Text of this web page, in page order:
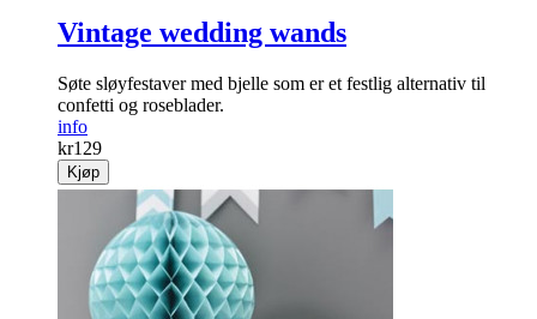
Vintage wedding wands
Søte sløyfestaver med bjelle som er et festlig alternativ til
confetti og roseblader.
info
kr129
Kjøp